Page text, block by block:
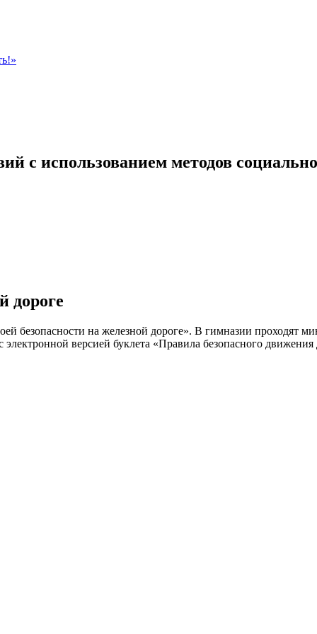
с использованием методов
дороге
безопасности на железной дороге». В гимназии проходят
версией буклета «Правила безопасного